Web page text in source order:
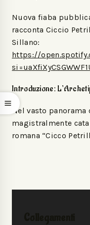
Nuova fiaba
racconta Ciccio
Sillano:
https://
Introduzione:
Nel vasto
magistralmente
romana “Cicco